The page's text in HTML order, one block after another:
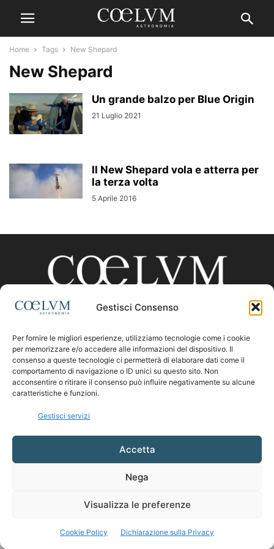
Gestisci Consenso
Per fornire le migliori esperienze, utilizziamo tecnologie come i cookie
per memorizzare e/o accedere alle informazioni del dispositivo. Il
consenso a queste tecnologie ci permetterà di elaborare dati come il
comportamento di navigazione o ID unici su questo sito. Non
acconsentire o ritirare il consenso può influire negativamente su alcune
caratteristiche e funzioni.
Gestisci servizi
Accetta
Nega
Visualizza le preferenze
Cookie Policy Dichiarazione sulla Privacy
Home Tags New Shepard
New Shepard
Un grande balzo per Blue Origin
21 Luglio 2021
Il New Shepard vola e atterra per
la terza volta
5 Aprile 2016
CHI SIAMO
Contattaci:coelumastro@coelum.com